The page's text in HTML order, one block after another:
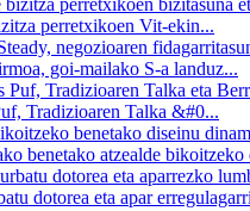
perretxikoen Vit-ekin...
goi-mailako S-a landuz...
Tradizioaren Talka &#0...
benetako atzealde
dotorea eta apar